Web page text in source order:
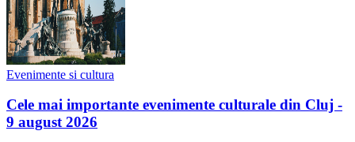
Evenimente si cultura
Cele mai importante evenimente culturale din Cluj -
9 august 2026